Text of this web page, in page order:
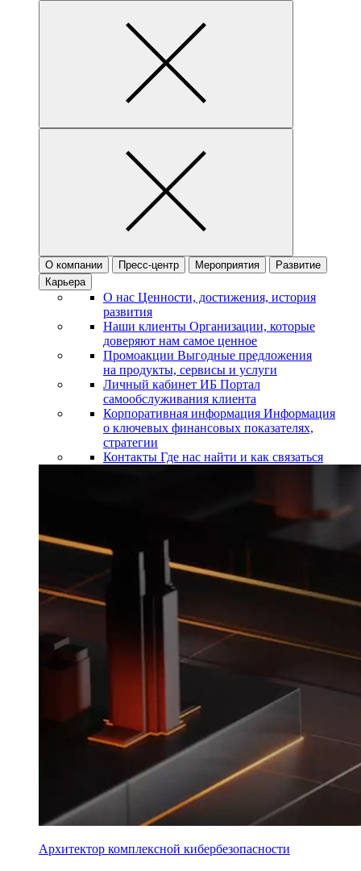
О компании Пресс-центр Мероприятия
Развитие
Карьера
О нас Ценности, достижения, история
развития
Наши клиенты Организации, которые
доверяют нам самое ценное
Промоакции Выгодные предложения
на продукты, сервисы и услуги
Личный кабинет ИБ Портал
самообслуживания клиента
Корпоративная информация Информация
о ключевых финансовых показателях,
стратегии
Контакты Где нас найти и как связаться
Архитектор комплексной кибербезопасности